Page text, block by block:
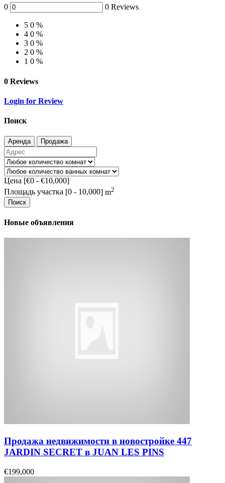
0 0 Reviews
5 0 %
4 0 %
3 0 %
2 0 %
1 0 %
0 Reviews
Login for Review
Поиск
Аренда Продажа
Цена [€0 - €10,000]
Площадь участка [0 - 10,000] m2
Поиск
Новые объявления
Продажа недвижимости в новостройке 447
JARDIN SECRET в JUAN LES PINS
€199,000